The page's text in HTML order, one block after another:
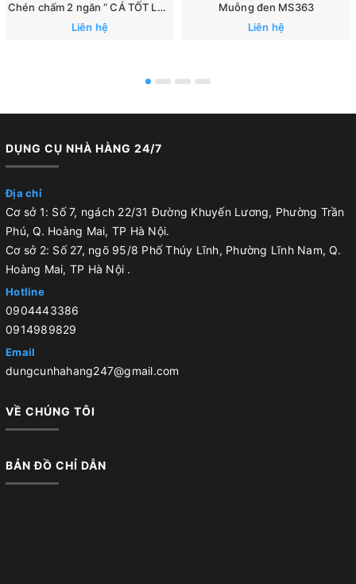
Chén chấm 2 ngăn “ CÁ TỐT LÀNH”: 167
Liên hệ
Muỗng đen MS363
Liên hệ
DỤNG CỤ NHÀ HÀNG 24/7
Địa chỉ
Cơ sở 1: Số 7, ngách 22/31 Đường Khuyến Lương, Phường Trần
Phú, Q. Hoàng Mai, TP Hà Nội.
Cơ sở 2: Số 27, ngõ 95/8 Phố Thúy Lĩnh, Phường Lĩnh Nam, Q.
Hoàng Mai, TP Hà Nội .
Hotline
0904443386
0914989829
Email
dungcunhahang247@gmail.com
VỀ CHÚNG TÔI
BẢN ĐỒ CHỈ DẪN